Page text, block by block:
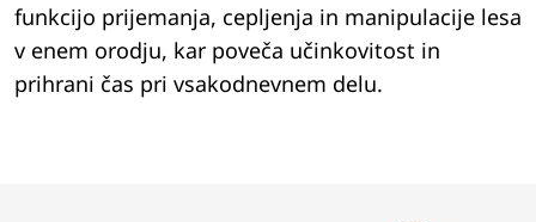
funkcijo prijemanja, cepljenja in manipulacije lesa
v enem orodju, kar poveča učinkovitost in
prihrani čas pri vsakodnevnem delu.